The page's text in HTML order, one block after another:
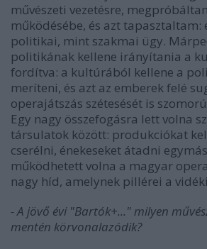
művészeti vezetésre,
működésébe, és azt tapasztaltam:
politikai, mint szakmai ügy.
politikának kellene irányítania a
fordítva: a kultúrából kellene a
meríteni, és azt az emberek felé
operajátszás szétesését is
Egy nagy összefogásra lett volna
társulatok között: produkciókat
cserélni, énekeseket átadni
működhetett volna a magyar
nagy híd, amelynek pillérei a
- A jövő évi "Bartók+..." milyen
mentén körvonalazódik?